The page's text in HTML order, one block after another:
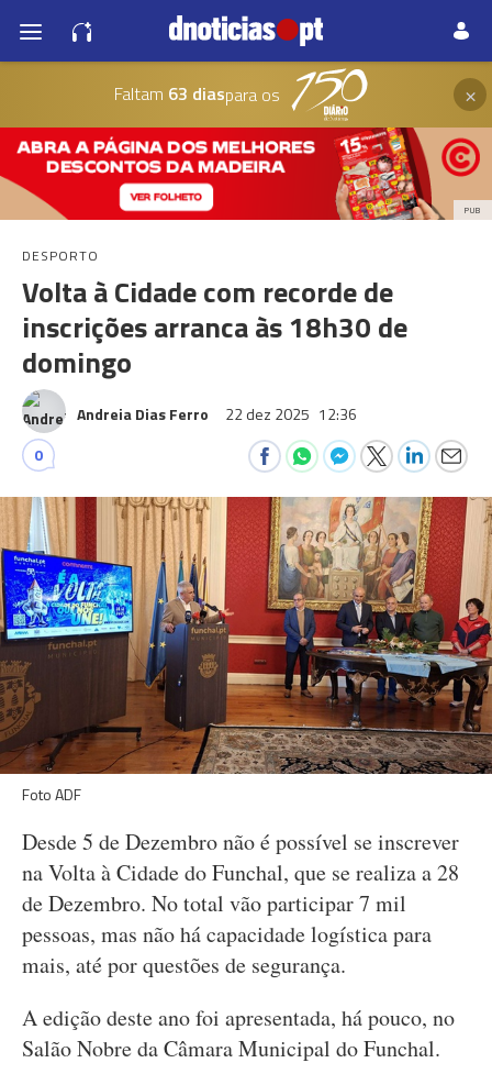
Faltam 63 diaspara os ×
PUB
DESPORTO
Volta à Cidade com recorde de
inscrições arranca às 18h30 de
domingo
Andreia Dias Ferro 22 dez 2025 12:36
0
Foto ADF
Desde 5 de Dezembro não é possível se inscrever
na Volta à Cidade do Funchal, que se realiza a 28
de Dezembro. No total vão participar 7 mil
pessoas, mas não há capacidade logística para
mais, até por questões de segurança.
A edição deste ano foi apresentada, há pouco, no
Salão Nobre da Câmara Municipal do Funchal.